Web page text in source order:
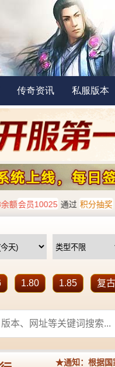
传奇资讯 私服版本